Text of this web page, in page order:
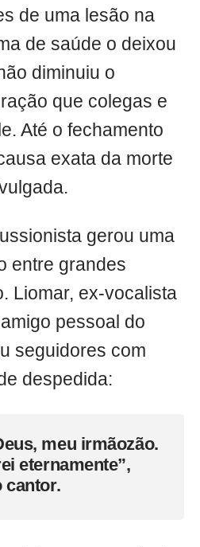
de uma lesão na
de saúde o deixou
diminuiu o
que colegas e
Até o fechamento
exata da morte
gerou uma
entre grandes
Liomar, ex-vocalista
pessoal do
seguidores com
despedida:
meu irmãozão.
eternamente”,
cantor.